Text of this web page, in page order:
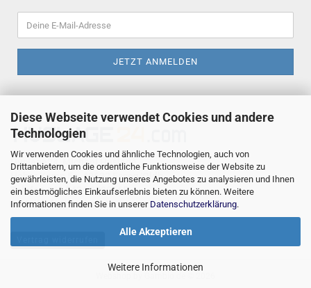
Diese Webseite verwendet Cookies und andere
Technologien
Wir verwenden Cookies und ähnliche Technologien, auch von
Drittanbietern, um die ordentliche Funktionsweise der Website zu
gewährleisten, die Nutzung unseres Angebotes zu analysieren und Ihnen
ein bestmögliches Einkaufserlebnis bieten zu können. Weitere
Informationen finden Sie in unserer Datenschutzerklärung.
Alle Akzeptieren
Weitere Informationen
Huslage24, Michael Huslage
Hoher Kamp 5a, 49632 Essen/Oldb.
Telefon +49 5434 8090665
E-Mailinfo@huslage24.com